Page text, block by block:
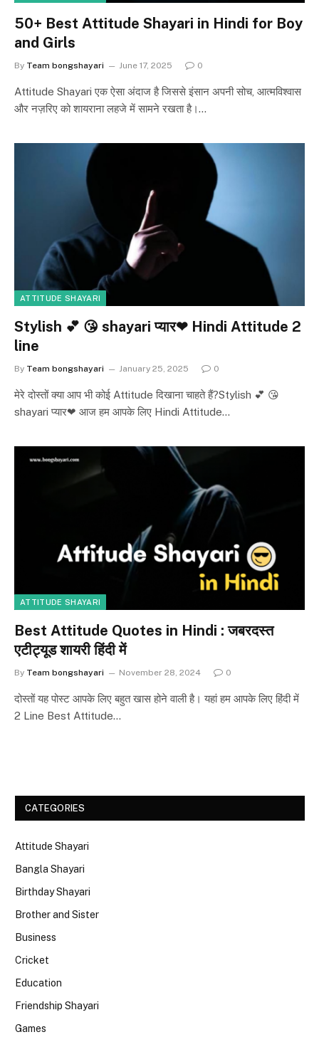
50+ Best Attitude Shayari in Hindi for Boy
and Girls
By Team bongshayari June 17, 2025 0
Attitude Shayari एक ऐसा अंदाज है जिससे इंसान अपनी सोच, आत्मविश्वास
और नज़रिए को शायराना लहजे में सामने रखता है।…
ATTITUDE SHAYARI
Stylish 💕 😘 shayari प्यार❤ Hindi Attitude 2
line
By Team bongshayari January 25, 2025 0
मेरे दोस्तों क्या आप भी कोई Attitude दिखाना चाहते हैं?Stylish 💕 😘
shayari प्यार❤ आज हम आपके लिए Hindi Attitude…
ATTITUDE SHAYARI
Best Attitude Quotes in Hindi : जबरदस्त
एटीट्यूड शायरी हिंदी में
By Team bongshayari November 28, 2024 0
दोस्तों यह पोस्ट आपके लिए बहुत खास होने वाली है। यहां हम आपके लिए हिंदी में
2 Line Best Attitude…
CATEGORIES
Attitude Shayari
Bangla Shayari
Birthday Shayari
Brother and Sister
Business
Cricket
Education
Friendship Shayari
Games